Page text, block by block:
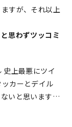
すが、それ以上
思わずツッコミ
史上最悪にツイ
カーとデイル
ないと思います…